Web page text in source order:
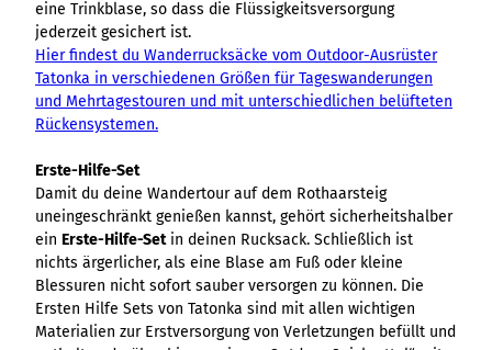
eine Trinkblase, so dass die Flüssigkeitsversorgung
jederzeit gesichert ist.
Hier findest du Wanderrucksäcke vom Outdoor-Ausrüster
Tatonka in verschiedenen Größen für Tageswanderungen
und Mehrtagestouren und mit unterschiedlichen belüfteten
Rückensystemen.
Erste-Hilfe-Set
Damit du deine Wandertour auf dem Rothaarsteig
uneingeschränkt genießen kannst, gehört sicherheitshalber
ein Erste-Hilfe-Setin deinen Rucksack. Schließlich ist
nichts ärgerlicher, als eine Blase am Fuß oder kleine
Blessuren nicht sofort sauber versorgen zu können. Die
Ersten Hilfe Sets von Tatonka sind mit allen wichtigen
Materialien zur Erstversorgung von Verletzungen befüllt und